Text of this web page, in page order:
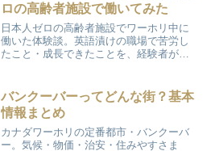
ロの高齢者施設で働いてみた
日本人ゼロの高齢者施設でワーホリ中に
働いた体験談。英語漬けの職場で苦労し
たこと・成長できたことを、経験者がリ
バンクーバーってどんな街？基本
情報まとめ
カナダワーホリの定番都市・バンクーバ
ー。気候・物価・治安・住みやすさま